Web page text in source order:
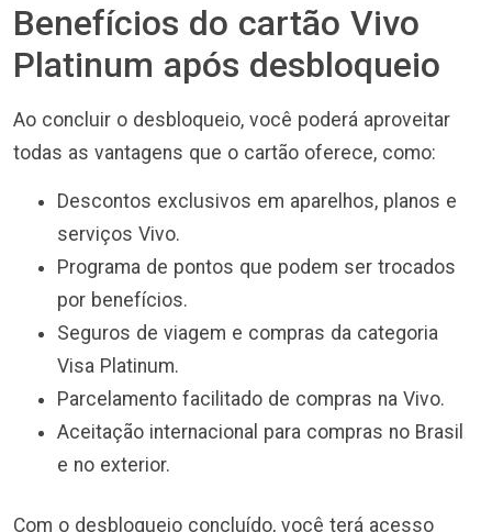
Benefícios do cartão Vivo
Platinum após desbloqueio
Ao concluir o desbloqueio, você poderá aproveitar
todas as vantagens que o cartão oferece, como:
Descontos exclusivos em aparelhos, planos e
serviços Vivo.
Programa de pontos que podem ser trocados
por benefícios.
Seguros de viagem e compras da categoria
Visa Platinum.
Parcelamento facilitado de compras na Vivo.
Aceitação internacional para compras no Brasil
e no exterior.
Com o desbloqueio concluído, você terá acesso